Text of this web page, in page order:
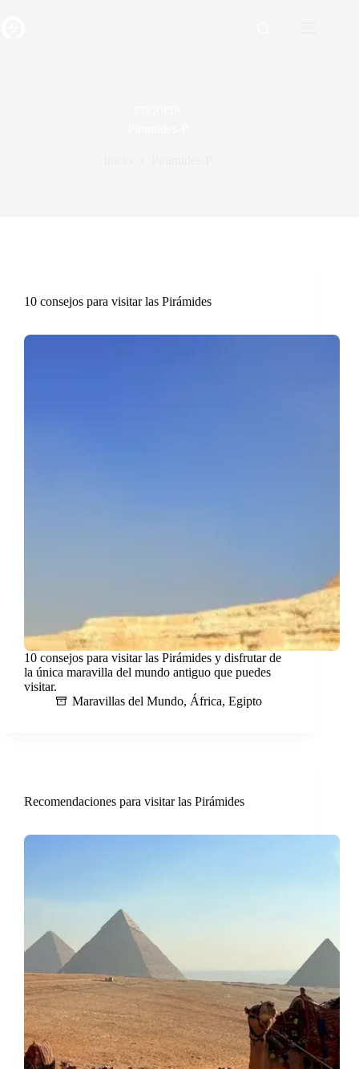
10 consejos para visitar las Pirámides
10 consejos para visitar las Pirámides y disfrutar de
la única maravilla del mundo antiguo que puedes
visitar.
Maravillas del Mundo, África, Egipto
Recomendaciones para visitar las Pirámides